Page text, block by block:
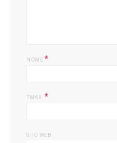
NOME *
EMAIL *
SITO WEB